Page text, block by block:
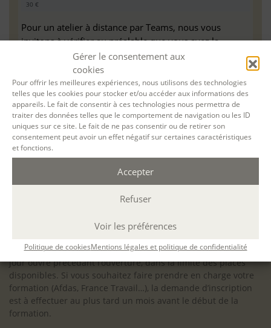
Gérer le consentement aux
cookies
Pour offrir les meilleures expériences, nous utilisons des technologies
telles que les cookies pour stocker et/ou accéder aux informations des
appareils. Le fait de consentir à ces technologies nous permettra de
traiter des données telles que le comportement de navigation ou les ID
uniques sur ce site. Le fait de ne pas consentir ou de retirer son
consentement peut avoir un effet négatif sur certaines caractéristiques
et fonctions.
Accepter
Refuser
Voir les préférences
Politique de cookiesMentions légales et politique de confidentialité
Pour un atelier à distance par Teams, nous vous
invitons à vérifier au préalable que vous avez la
configuration minimale requise pour pouvoir travailler
dans les meilleures conditions : Configuration
matérielle requise pourMicrosoft Teams | Microsoft
Learn
Accessibilité : ALEPH-ÉCRITURE est sensible à l’inclusion des
personnes en situation de handicap. Si vous avez besoin
d’un aménagement spécifique de programme, n’hésitez pas
à nous contacter en amont de votre inscription afin
supports, accessibilité de nos salles).
inscriptions à nos activités sont ouvertes jusqu’au dernier
jour ouvré précédant l’ouverture, dans la limite des places
disponibles. Si vous souhaitez faire prendre en charge votre
formation (Afdas, France Travail…), la demande d’inscription
est à effectuer au plus tard un mois avant le début de la
formation.